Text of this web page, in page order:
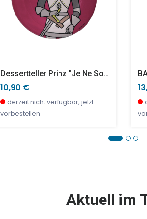
Dessertteller Prinz "Je Ne Sors Pas De Table..."
10,90 €
derzeit nicht verfügbar, jetzt
vorbestellen
Aktuell im